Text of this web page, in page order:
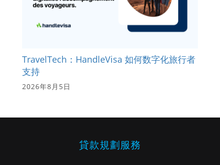
TravelTech：HandleVisa 如何数字化旅行者
支持
2026年8月5日
貸款規劃服務